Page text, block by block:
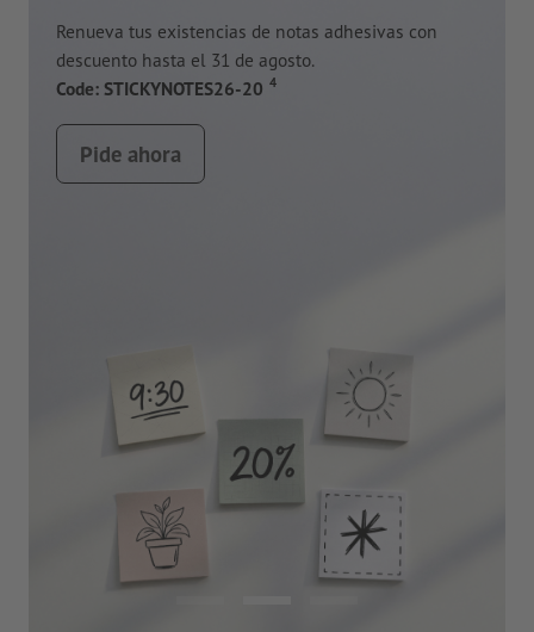
Renueva tus existencias de notas adhesivas con
descuento hasta el 31 de agosto.
Code: STICKYNOTES26-20 4
Pide ahora